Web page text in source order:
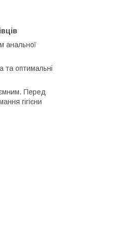
анальної
та оптимальні
Перед
гігієни